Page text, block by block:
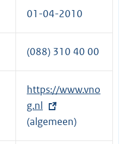
01-04-2010
(088) 310 40 00
E
x
t
e
https://www.vno
g.nl
(algemeen)